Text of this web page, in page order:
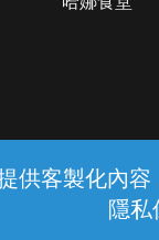
供客製化內
隱私